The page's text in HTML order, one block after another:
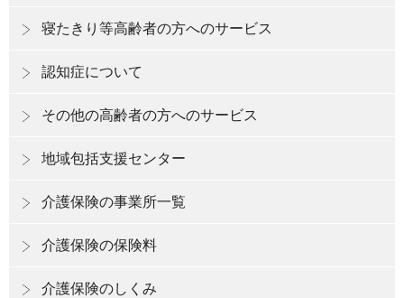
寝たきり等高齢者の方へのサービス
認知症について
その他の高齢者の方へのサービス
地域包括支援センター
介護保険の事業所一覧
介護保険の保険料
介護保険のしくみ